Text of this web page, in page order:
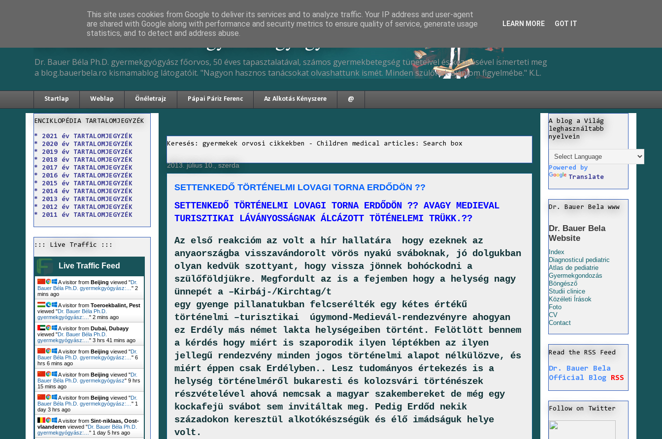
Dr. Bauer Béla Ph.D. gyermekgyógyász
Dr. Bauer Béla Ph.D. gyermekgyógyász főorvos, 50 éves tapasztalatával, számos gyermekbetegség tüneteivel és kezelésével ismerteti meg
a blog.bauerbela.ro kismamablog látogatóit. "Nagyon hasznos tanácsokat olvashattunk ismét. Minden szülőnek ajánlom figyelmébe." K.L.
Startlap Weblap Önéletrajz Pápai Páriz Ferenc Az Alkotás Kényszere @
Keresés: gyermekek orvosi cikkekben - Children medical articles: Search box
2013. július 10., szerda
SETTENKEDŐ TÖRTÉNELMI LOVAGI TORNA ERDŐDÖN ??
SETTENKEDŐ TÖRTÉNELMI LOVAGI TORNA ERDŐDÖN ?? AVAGY MEDIEVAL
TURISZTIKAI LÁVÁNYOSSÁGNAK ÁLCÁZOTT TÖTÉNELEMI TRÜKK.??
Az első reakcióm az volt a hír hallatára hogy ezeknek az
anyaországba visszavándorolt vörös nyakú sváboknak, jó dolgukban
olyan kedvük szottyant, hogy vissza jönnek bohóckodni a
szülőföldjükre. Megfordult az is a fejemben hogy a helység nagy
ünnepét a –Kirbáj-/Kirchtag/t
egy gyenge pillanatukban felcserélték egy kétes értékű
történelmi –turisztikai úgymond-Medievál-rendezvényre ahogyan
ez Erdély más német lakta helységeiben történt. Felötlött bennem
a kérdés hogy miért is szaporodik ilyen léptékben az ilyen
jellegű rendezvény minden jogos történelmi alapot nélkülözve, és
miért éppen csak Erdélyben.. Lesz tudományos értekezés is a
helység történelméről bukaresti és kolozsvári történészek
részvételével ahová nemcsak a magyar szakembereket de még egy
kockafejü svábot sem invitáltak meg. Pedig Erdőd nekik
századokon keresztül alkotókészségük és élő imádságuk helye
volt.
ENCIKLOPÉDIA TARTALOMJEGYZÉK
* 2021 év TARTALOMJEGYZÉK
* 2020 év TARTALOMJEGYZÉK
* 2019 év TARTALOMJEGYZÉK
* 2018 év TARTALOMJEGYZÉK
* 2017 év TARTALOMJEGYZÉK
* 2016 év TARTALOMJEGYZÉK
* 2015 év TARTALOMJEGYZÉK
* 2014 év TARTALOMJEGYZÉK
* 2013 év TARTALOMJEGYZÉK
* 2012 év TARTALOMJEGYZÉK
* 2011 év TARTALOMJEGYZÉK
::: Live Traffic :::
Live Traffic Feed
A visitor from Beijing viewed "Dr.
Bauer Béla Ph.D. gyermekgyógyász:… " 2
mins ago
A visitor from Toeroekbalint, Pest
viewed "Dr. Bauer Béla Ph.D.
gyermekgyógyász:… " 2 mins ago
A visitor from Dubai, Dubayy
viewed "Dr. Bauer Béla Ph.D.
gyermekgyógyász:… " 3 hrs 41 mins ago
A visitor from Beijing viewed "Dr.
Bauer Béla Ph.D. gyermekgyógyász:… " 6
hrs 6 mins ago
A visitor from Beijing viewed "Dr.
Bauer Béla Ph.D. gyermekgyógyász" 9 hrs
15 mins ago
A visitor from Beijing viewed "Dr.
Bauer Béla Ph.D. gyermekgyógyász:… " 1
day 3 hrs ago
A visitor from Sint-niklaas, Oost-
vlaanderen viewed "Dr. Bauer Béla Ph.D.
gyermekgyógyász:… " 1 day 5 hrs ago
A blog a Világ
leghasználtabb
nyelvein
Powered by
Translate
Dr. Bauer Bela www
Dr. Bauer Bela
Website
Index
Diagnosticul pediatric
Atlas de pediatrie
Gyermekgondozás
Böngésző
Studii clinice
Közéleti Írások
Foto
CV
Contact
Read the RSS Feed
Dr. Bauer Bela
Official Blog
RSS
Follow on Twitter
This site uses cookies from Google to deliver its services and to analyze traffic. Your IP address and user-agent
are shared with Google along with performance and security metrics to ensure quality of service, generate usage
statistics, and to detect and address abuse.
LEARN MORE GOT IT